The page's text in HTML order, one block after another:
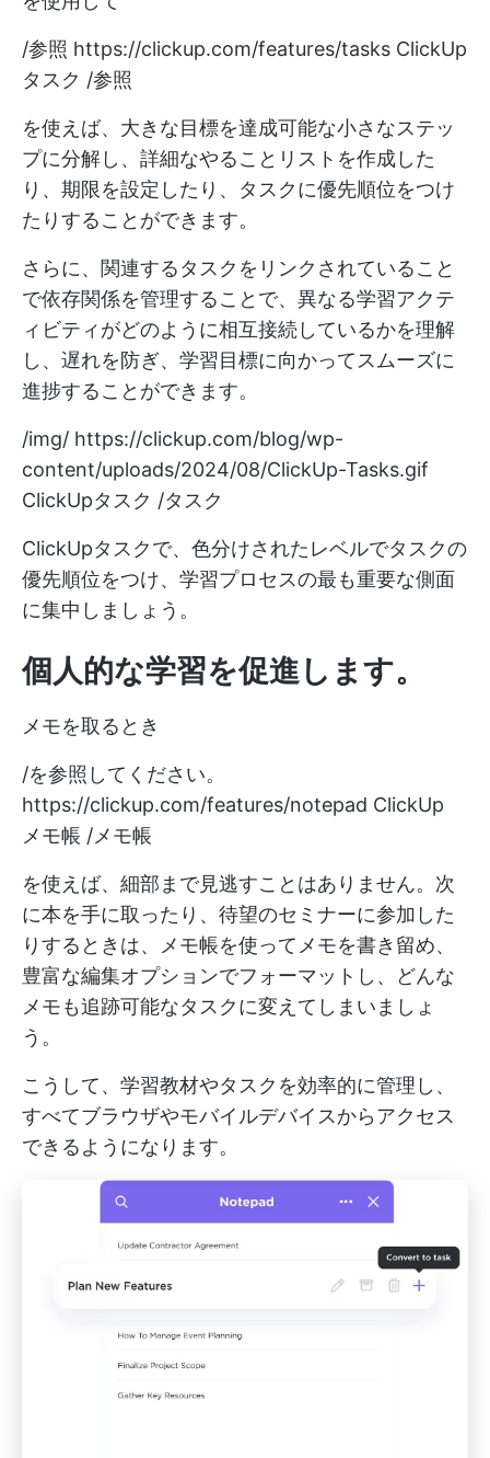
/参照 https://clickup.com/features/tasks ClickUp
タスク /参照
を使えば、大きな目標を達成可能な小さなステッ
プに分解し、詳細なやることリストを作成した
り、期限を設定したり、タスクに優先順位をつけ
たりすることができます。
さらに、関連するタスクをリンクされていること
で依存関係を管理することで、異なる学習アクテ
ィビティがどのように相互接続しているかを理解
し、遅れを防ぎ、学習目標に向かってスムーズに
進捗することができます。
/img/ https://clickup.com/blog/wp-
content/uploads/2024/08/ClickUp-Tasks.gif
ClickUpタスク /タスク
ClickUpタスクで、色分けされたレベルでタスクの
優先順位をつけ、学習プロセスの最も重要な側面
に集中しましょう。
個人的な学習を促進します。
メモを取るとき
/を参照してください。
https://clickup.com/features/notepad ClickUp
メモ帳 /メモ帳
を使えば、細部まで見逃すことはありません。次
に本を手に取ったり、待望のセミナーに参加した
りするときは、メモ帳を使ってメモを書き留め、
豊富な編集オプションでフォーマットし、どんな
メモも追跡可能なタスクに変えてしまいましょ
う。
こうして、学習教材やタスクを効率的に管理し、
すべてブラウザやモバイルデバイスからアクセス
できるようになります。